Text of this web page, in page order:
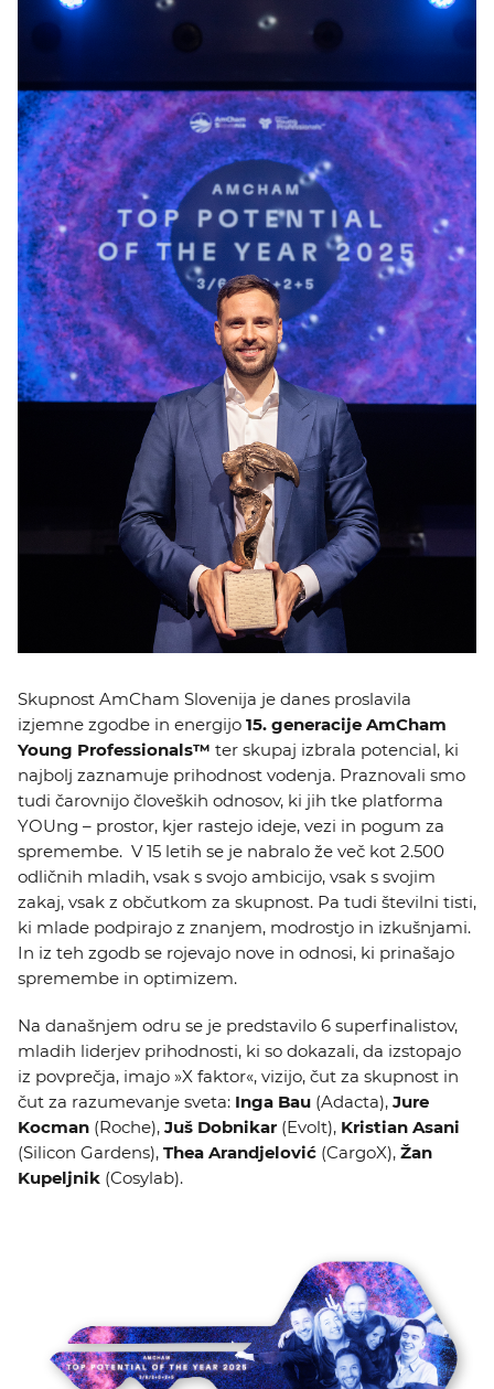
Skupnost AmCham Slovenija je danes proslavila
izjemne zgodbe in energijo 15. generacije AmCham
Young Professionals™ ter skupaj izbrala potencial, ki
najbolj zaznamuje prihodnost vodenja. Praznovali smo
tudi čarovnijo človeških odnosov, ki jih tke platforma
YOUng – prostor, kjer rastejo ideje, vezi in pogum za
spremembe. V 15 letih se je nabralo že več kot 2.500
odličnih mladih, vsak s svojo ambicijo, vsak s svojim
zakaj, vsak z občutkom za skupnost. Pa tudi številni tisti,
ki mlade podpirajo z znanjem, modrostjo in izkušnjami.
In iz teh zgodb se rojevajo nove in odnosi, ki prinašajo
spremembe in optimizem.
Na današnjem odru se je predstavilo 6 superfinalistov,
mladih liderjev prihodnosti, ki so dokazali, da izstopajo
iz povprečja, imajo »X faktor«, vizijo, čut za skupnost in
čut za razumevanje sveta: Inga Bau (Adacta), Jure
Kocman (Roche), Juš Dobnikar (Evolt), Kristian Asani
(Silicon Gardens), Thea Arandjelović (CargoX), Žan
Kupeljnik (Cosylab).